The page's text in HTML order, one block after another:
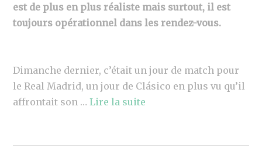
est de plus en plus réaliste mais surtout, il est
toujours opérationnel dans les rendez-vous.
Dimanche dernier, c’était un jour de match pour
le Real Madrid, un jour de Clásico en plus vu qu’il
affrontait son …Lire la suite